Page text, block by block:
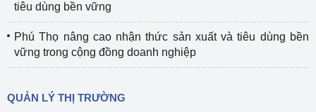
tiêu dùng bền vững
Phú Thọ nâng cao nhận thức sản xuất và tiêu dùng bền
vững trong cộng đồng doanh nghiệp
QUẢN LÝ THỊ TRƯỜNG